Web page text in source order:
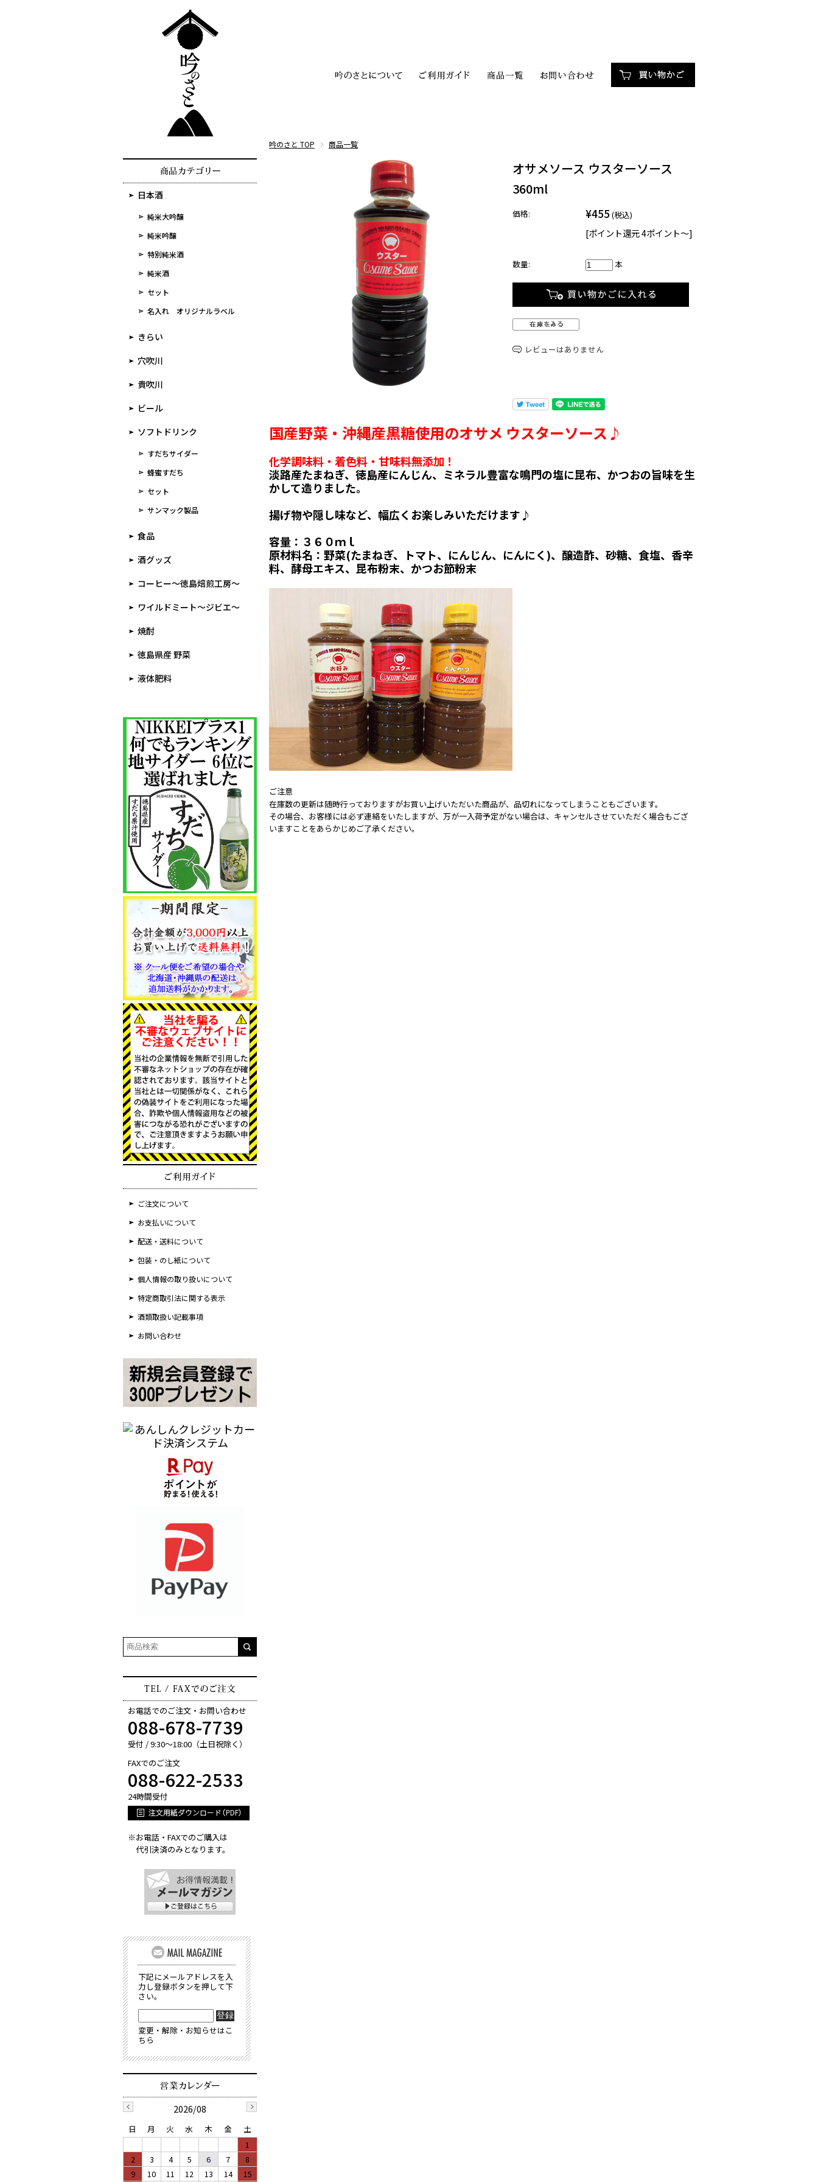
吟のさと TOP 商品一覧
オサメソース ウスターソース
360ml
価格: ¥455 (税込)
[ポイント還元 4ポイント～]
数量: 本
レビューはありません
国産野菜・沖縄産黒糖使用のオサメ ウスターソース♪
化学調味料・着色料・甘味料無添加！
淡路産たまねぎ、徳島産にんじん、ミネラル豊富な鳴門の塩に昆布、かつおの旨味を生
かして造りました。
揚げ物や隠し味など、幅広くお楽しみいただけます♪
容量：３６０ｍｌ
原材料名：野菜(たまねぎ、トマト、にんじん、にんにく)、醸造酢、砂糖、食塩、香辛
料、酵母エキス、昆布粉末、かつお節粉末
ご注意
在庫数の更新は随時行っておりますがお買い上げいただいた商品が、品切れになってしまうこともございます。
その場合、お客様には必ず連絡をいたしますが、万が一入荷予定がない場合は、キャンセルさせていただく場合もござ
いますことをあらかじめご了承ください。
日本酒
純米大吟醸
純米吟醸
特別純米酒
純米酒
セット
名入れ オリジナルラベル
きらい
穴吹川
貴吹川
ビール
ソフトドリンク
すだちサイダー
蜂蜜すだち
セット
サンマック製品
食品
酒グッズ
コーヒー～徳島焙煎工房～
ワイルドミート～ジビエ～
焼酎
徳島県産 野菜
液体肥料
ご注文について
お支払いについて
配送・送料について
包装・のし紙について
個人情報の取り扱いについて
特定商取引法に関する表示
酒類取扱い記載事項
お問い合わせ
お電話でのご注文・お問い合わせ
088-678-7739
受付 / 9:30～18:00（土日祝除く）
FAXでのご注文
088-622-2533
24時間受付
※お電話・FAXでのご購入は
代引決済のみとなります。
下記にメールアドレスを入
力し登録ボタンを押して下
さい。
変更・解除・お知らせはこ
ちら
2026/08
日 月 火 水 木 金
土
1
2
3 4 5 6 7
8
9
10 11 12 13 14 15